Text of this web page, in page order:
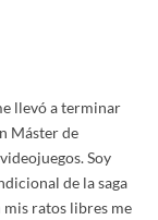
llevó a terminar
Máster de
Soy
de la saga
mis ratos libres me